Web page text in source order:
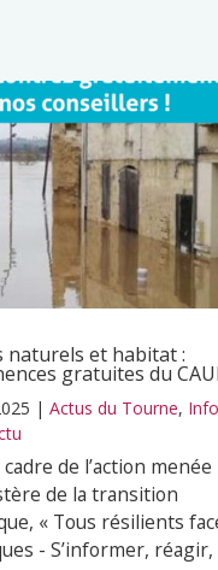
naturels et habitat :
gratuites du
| Actus du Tourne,
de l’action
de la transition
« Tous résilients
- S’informer, réagir,